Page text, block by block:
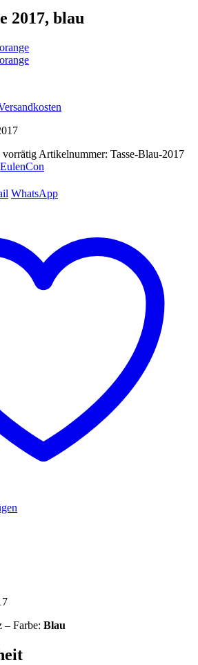
2017, blau
vorrätig Artikelnummer: Tasse-Blau-2017
EulenCon
WhatsApp
– Farbe: Blau